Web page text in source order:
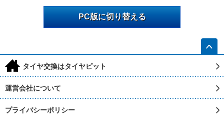
PC版に切り替える
h タイヤ交換はタイヤピット
運営会社について
プライバシーポリシー